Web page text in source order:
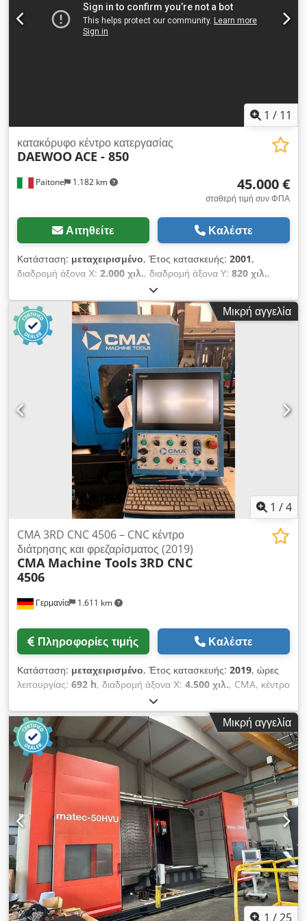
2.240 mm, έχει σχεδιαστεί ως δύο ζώνες στήριξης, η καθεμία
700 mm, για λειτουργία εναλλασσόμενης παραγωγής. Cedpfx
Ajzpbm Usmhjrf
1 / 11
Paitone 1.182 km
κατακόρυφο κέντρο κατεργασίας
DAEWOOACE - 850
45.000 €
σταθερή τιμή συν ΦΠΑ
Αιτηθείτε Καλέστε
Κατάσταση: μεταχειρισμένο, Έτος κατασκευής: 2001,
διαδρομή άξονα Χ: 2.000 χιλ., διαδρομή άξονα Y: 820 χιλ.,
, ΚΕΝΤΡΟ ΚΑΤΕΡΓΑΣΙΑΣ DAEWOO
ACE V - 850 CNC FANUC 18 - M Csdpfx Amsyup T Uohjrf
ΔΙΑΣΤΑΣΕΙΣ ΤΡΑΠΕΖΙΟΥ: 2.000 mm x 800 mm ΔΙΑΔΡΟΜΕΣ:
X: 2.000 mm Y: 820 mm Z: 850 mm ΑΠΟΣΤΑΣΗ ΜΥΤΗ
ΑΤΡΑΚΤΟΥ - ΕΠΙΦΑΝΕΙΑ ΤΡΑΠΕΖΙΟΥ: 200 - 1.030 mm
ΤΑΧΥΤΗΤΑ ΑΤΡΑΚΤΟΥ: 6.000 στροφές/λεπτό ΜΕΓΙΣΤΟ
ΕΠΙΤΡΕΠΟΜΕΝΟ ΦΟΡΤΙΟ ΤΡΑΠΕΖΙΟΥ: 3.000 kg
ΧΩΡΗΤΙΚΟΤΗΤΑ ΜΑΓΑΖΙΝΟΥ ΕΡΓΑΛΕΙΩΝ: 40 Θέσεις ΚΩΝΟΣ:
ISO 50 DIN 69871 ΑΠΟΜΑΚΡΥΝΣΗ ΡΟΚΑΛΩΝ ΜΗΧΑΝΗΜΑ
ΠΛΗΡΕΣ ΜΕ ΟΛΑ ΤΑ ΕΓΓΡΑΦΑ ΕΤΟΣ ΠΡΩΤΗΣ
ΕΓΚΑΤΑΣΤΑΣΗΣ: 2001 ΜΗΧΑΝΗΜΑ ΣΕ ΑΡΙΣΤΗ ΚΑΤΑΣΤΑΣΗ
Μικρή αγγελία
1 /4
Γερμανία 1.611 km
CMA 3RD CNC 4506 – CNC κέντρο
διάτρησης και φρεζαρίσματος (2019)
CMA Machine Tools3RD CNC
4506
Πληροφορίες τιμής Καλέστε
Κατάσταση: μεταχειρισμένο, Έτος κατασκευής: 2019, ώρες
λειτουργίας: 692 h, διαδρομή άξονα Χ: 4.500 χιλ., CMA, κέντρο
διάτρησης τρίτης γενιάς για χαλύβδινα προφίλ και δομικά
εξαρτήματα, κατασκευής 2019, με μόλις περίπου 692 ώρες
λειτουργίας. CNC με οθόνη αφής OMRON, με δυνατότητα
προγραμματισμού μέσω διαλόγου και σύμφωνα με τα πρότυπα
DIN/ISO, διαδρομή X 4.500 mm, άξονας BT40, 50-4.000
στροφές/λεπτό (13,1 kW, έως 125 Nm) για διάτρηση πλήρους
διαμέτρου έως Ø 36 mm και κοπή σπειρωμάτων έως M24 σε
χάλυβα. Λειτουργία με εναλλασσόμενη κίνηση για φόρτωση
κατά τη διάρκεια της επεξεργασίας, αυτόματος αλλαγτής
εργαλείων με χωρητικότητα 10 θέσεων, αναγνώστης Z για
ανίχνευση ύψους και ψύξη μέσω του άξονα. Πλήρως
λειτουργικό. Crodpfx Aezmyzfjmhjf
Μικρή αγγελία
1 /25